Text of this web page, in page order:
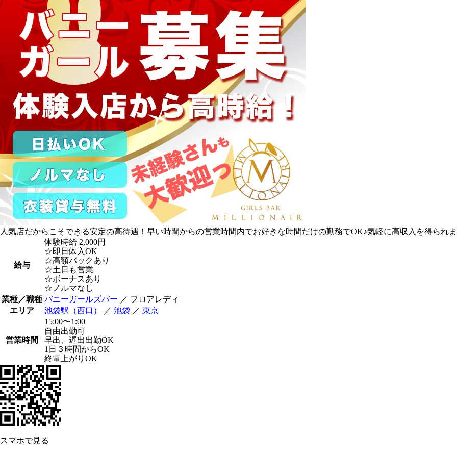
人気店だからこそできる安定の高待遇！早い時間からの営業時間内でお好きな時間だけの勤務でOK♪気軽に高収入を得られ
給与
体験時給 2,000円
☆即日体入OK
☆高額バックあり
☆土日も営業
☆ボーナスあり
☆ノルマなし
業種／職種 バニーガールズバー ／ フロアレディ
エリア
池袋駅（西口） ／ 池袋 ／ 東京
営業時間
15:00〜1:00
自由出勤可
早出、遅出出勤OK
1日３時間からOK
終電上がりOK
スマホで見る